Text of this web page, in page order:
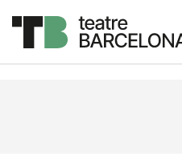
Descripció Fitxa